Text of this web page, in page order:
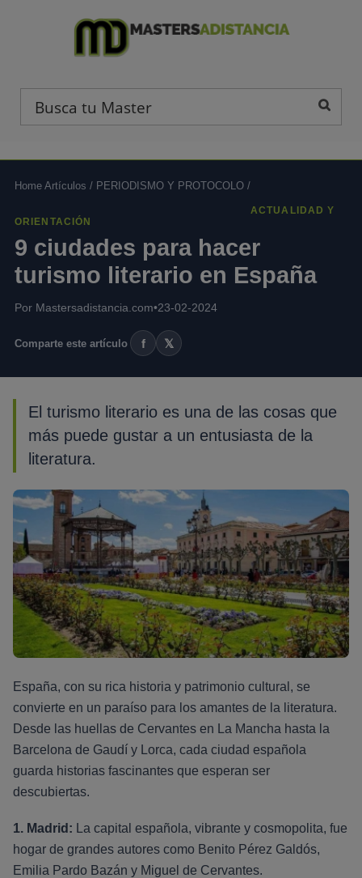
Home Artículos / PERIODISMO Y PROTOCOLO /
ACTUALIDAD Y
ORIENTACIÓN
9 ciudades para hacer
turismo literario en España
Por Mastersadistancia.com•23-02-2024
Comparte este artículo f 𝕏
El turismo literario es una de las cosas que
más puede gustar a un entusiasta de la
literatura.
España, con su rica historia y patrimonio cultural, se
convierte en un paraíso para los amantes de la literatura.
Desde las huellas de Cervantes en La Mancha hasta la
Barcelona de Gaudí y Lorca, cada ciudad española
guarda historias fascinantes que esperan ser
descubiertas.
1. Madrid: La capital española, vibrante y cosmopolita, fue
hogar de grandes autores como Benito Pérez Galdós,
Emilia Pardo Bazán y Miguel de Cervantes.